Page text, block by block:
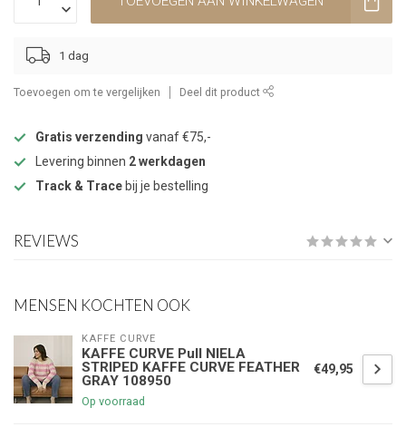
1 dag
Toevoegen om te vergelijken Deel dit product
Gratis verzending vanaf €75,-
Levering binnen 2 werkdagen
Track & Trace bij je bestelling
REVIEWS
MENSEN KOCHTEN OOK
KAFFE CURVE
KAFFE CURVE Pull NIELA
STRIPED KAFFE CURVE FEATHER
GRAY 108950
Op voorraad
€49,95